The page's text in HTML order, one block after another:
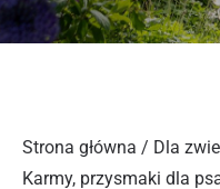
Strona główna / Dla
Karmy, przysmaki dla